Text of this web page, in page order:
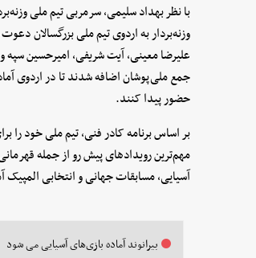
با نظر بهداد سلیمی، سرمربی تیم ملی
وزنه‌بردار به اردوی تیم ملی بزرگسالان
علیرضا معینی، آیت شریفی، امیرحسین سپه و
جمع ملی‌پوشان اضافه شدند تا در اردوی
حضور پیدا کنند.
بر اساس برنامه کادر فنی، تیم ملی خود را
مهم‌ترین رویدادهای پیش رو از جمله
آسیایی، مسابقات جهانی و انتخابی المپیک
بیرانوند آماده بازی‌های آسیایی می شود